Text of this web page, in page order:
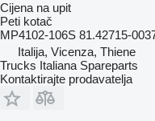
Cijena na upit
Peti kotač
MP4102-106S 81.42715-
Italija, Vicenza, Thiene
Trucks Italiana Spareparts
Kontaktirajte prodavatelja